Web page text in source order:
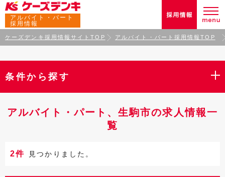
アルバイト・パート
採用情報
ケーズデンキ採用情報サイトTOP アルバイト・パート採用情報TOP
条件から探す
アルバイト・パート、生駒市の求人情報一
覧
2件 見つかりました。